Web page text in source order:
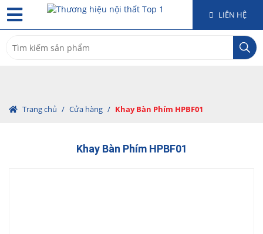
LIÊN HỆ
for:
Trang chủ / Cửa hàng / Khay Bàn Phím HPBF01
Khay Bàn Phím HPBF01